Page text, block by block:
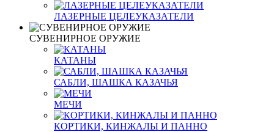
ЛАЗЕРНЫЕ ЦЕЛЕУКАЗАТЕЛИ
СУВЕНИРНОЕ ОРУЖИЕ
КАТАНЫ
САБЛИ, ШАШКА КАЗАЧЬЯ
МЕЧИ
КОРТИКИ, КИНЖАЛЫ И ПАННО